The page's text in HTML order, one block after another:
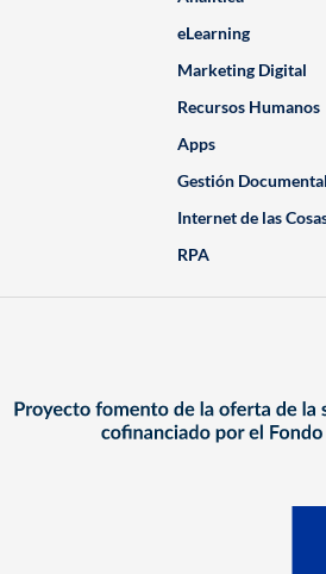
eLearning
Marketing Digital
Recursos Humanos
Apps
Gestión Documental
Internet de las
RPA